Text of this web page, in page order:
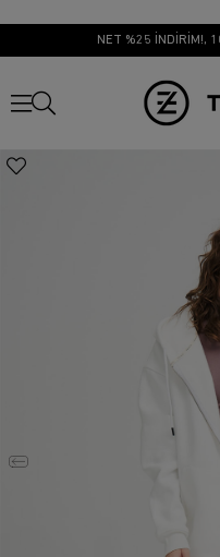
NET %25 İNDİRİM!,